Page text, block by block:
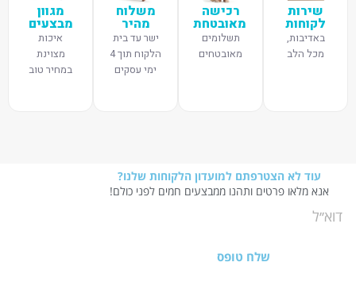
שירות
לקוחות
באדיבות,
מכל הלב
רכישה
מאובטחת
תשלומים
מאובטחים
משלוח
מהיר
ישר עד בית
הלקוח תוך 4
ימי עסקים
מגוון
מבצעים
איכות
מצוינת
במחיר טוב
עוד לא הצטרפתם למועדון הלקוחות שלנו?
אנא מלאו פרטים ותהנו ממבצעים חמים לפני כולם!
שלח טופס